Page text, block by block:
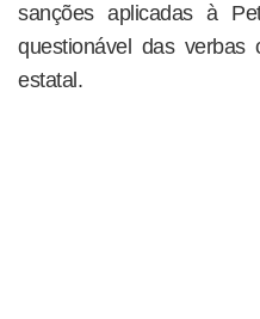
sanções aplicadas à
questionável das
estatal.